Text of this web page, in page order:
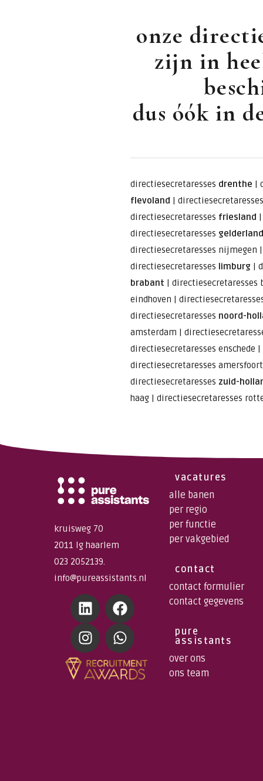
onze
zijn in
dus óók in
directiesecretaresses drenthe |
flevoland |
directiesecretaresses friesland |
directiesecretaresses gelderland
directiesecretaresses nijmegen
directiesecretaresses limburg |
brabant | directiesecretaresses
eindhoven |
directiesecretaresses noord-
amsterdam |
directiesecretaresses enschede |
directiesecretaresses amersfoort
directiesecretaresses zuid-
haag| directiesecretaresses
kruisweg 70
2011 lg haarlem
023 2052139.
info@pureassistants.nl
vacatures
alle banen
per regio
per functie
per vakgebied
contact
contact formulier
contact gegevens
pure
assistants
over ons
ons team